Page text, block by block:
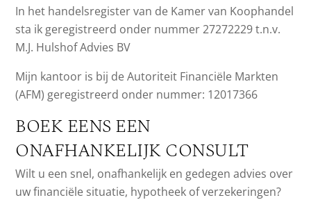
In het handelsregister van de Kamer van Koophandel
sta ik geregistreerd onder nummer 27272229 t.n.v.
M.J. Hulshof Advies BV
Mijn kantoor is bij de Autoriteit Financiële Markten
(AFM) geregistreerd onder nummer: 12017366
BOEK EENS EEN
ONAFHANKELIJK CONSULT
Wilt u een snel, onafhankelijk en gedegen advies over
uw financiële situatie, hypotheek of verzekeringen?